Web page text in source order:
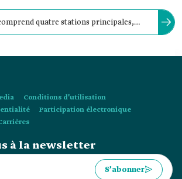
quatre stations principales,
Conditions d’utilisation
Participation électronique
à la newsletter
S’abonner